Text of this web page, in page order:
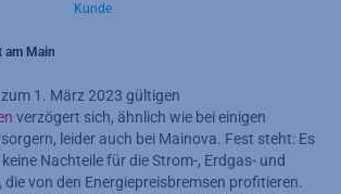
Kunde
am Main
1. März 2023 gültigen
verzögert sich, ähnlich wie bei einigen
leider auch bei Mainova. Fest steht: Es
Nachteile für die Strom-, Erdgas- und
von den Energiepreisbremsen profitieren.